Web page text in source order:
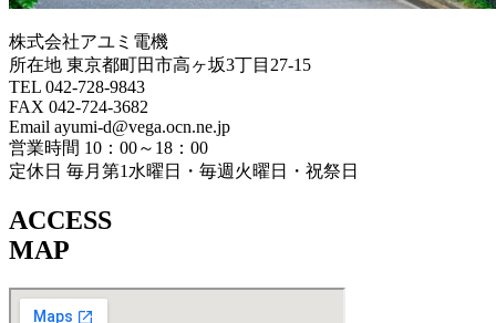
株式会社アユミ電機
所在地 東京都町田市高ヶ坂3丁目27‐15
TEL 042-728-9843
FAX 042-724-3682
Email ayumi-d@vega.ocn.ne.jp
営業時間 10：00～18：00
定休日 毎月第1水曜日・毎週火曜日・祝祭日
ACCESS
MAP